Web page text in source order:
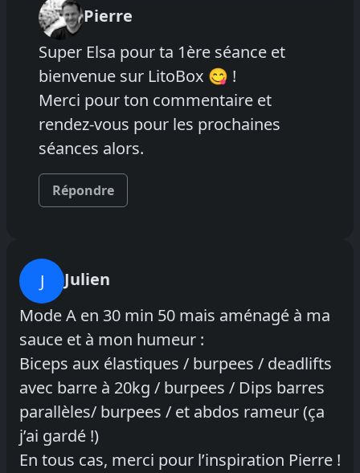
Pierre
Super Elsa pour ta 1ère séance et
bienvenue sur LitoBox 😋 !
Merci pour ton commentaire et
rendez-vous pour les prochaines
séances alors.
Répondre
J
Julien
Mode A en 30 min 50 mais aménagé à ma
sauce et à mon humeur :
Biceps aux élastiques / burpees / deadlifts
avec barre à 20kg / burpees / Dips barres
parallèles/ burpees / et abdos rameur (ça
j’ai gardé !)
En tous cas, merci pour l’inspiration Pierre !